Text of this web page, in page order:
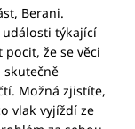
Berani.
události týkající
že se věci
Možná zjistíte,
vlak vyjíždí ze